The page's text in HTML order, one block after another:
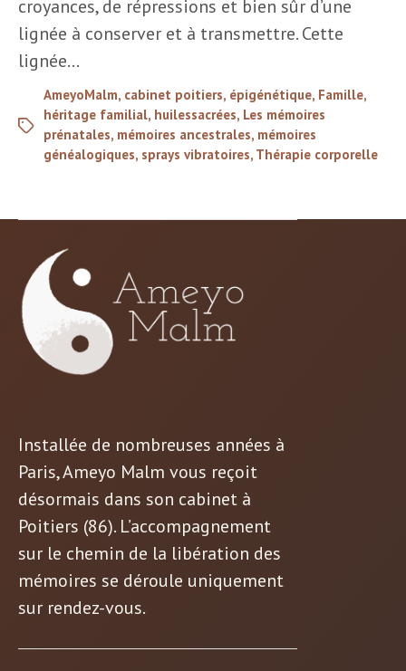
croyances, de répressions et bien sûr d’une
lignée à conserver et à transmettre. Cette
lignée…
AmeyoMalm, cabinet poitiers, épigénétique, Famille,
héritage familial, huilessacrées, Les mémoires
prénatales, mémoires ancestrales, mémoires
généalogiques, sprays vibratoires, Thérapie corporelle
Installée de nombreuses années à
Paris, Ameyo Malm vous reçoit
désormais dans son cabinet à
Poitiers (86). L’accompagnement
sur le chemin de la libération des
mémoires se déroule uniquement
sur rendez-vous.